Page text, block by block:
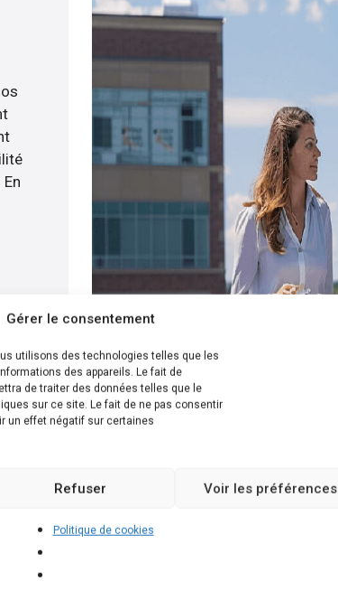
Gérer le consentement
utilisons des technologies telles que les
des appareils. Le fait de
de traiter des données telles que le
sur ce site. Le fait de ne pas consentir
un effet négatif sur certaines
Refuser Voir les préférences
Politique de cookies
pour
de